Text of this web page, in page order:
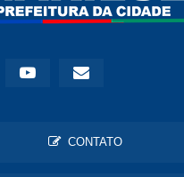
CONTATO